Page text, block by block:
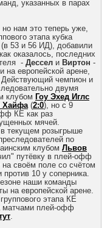
указанных в парах
нам это теперь уже,
этапа кубка
(в 53 и 56 ИД), добавили
оказалось, последних
- Дессели Виртон -
на европейской арене,
Действующий чемпион и
двумя
клубом Гоу Эхед Иглс
Хайфа(2:0), но с 9
КЕ как раз
мячей.
текущем розыгрыше
по
клубом Львов
путёвку в плей-офф
своём поле со счётом
10 у соперника.
наши команды
на европейской арене.
этапа КЕ
матчами плей-офф
.